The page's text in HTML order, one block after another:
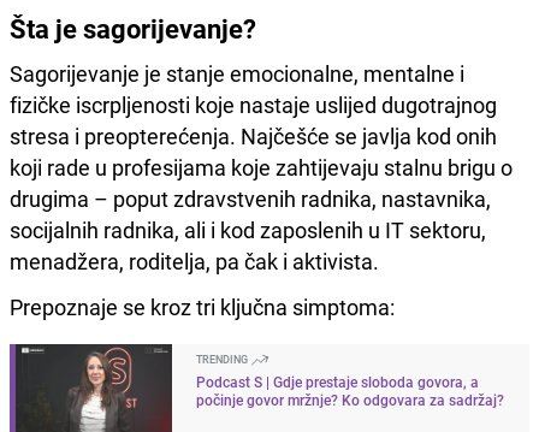
Šta je sagorijevanje?
Sagorijevanje je stanje emocionalne, mentalne i
fizičke iscrpljenosti koje nastaje uslijed dugotrajnog
stresa i preopterećenja. Najčešće se javlja kod onih
koji rade u profesijama koje zahtijevaju stalnu brigu o
drugima – poput zdravstvenih radnika, nastavnika,
socijalnih radnika, ali i kod zaposlenih u IT sektoru,
menadžera, roditelja, pa čak i aktivista.
Prepoznaje se kroz tri ključna simptoma:
TRENDING
Podcast S | Gdje prestaje sloboda govora, a
počinje govor mržnje? Ko odgovara za sadržaj?